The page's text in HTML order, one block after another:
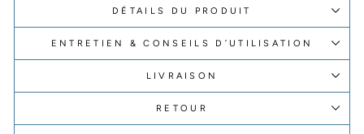
DÉTAILS DU PRODUIT
ENTRETIEN & CONSEILS D’UTILISATION
LIVRAISON
RETOUR